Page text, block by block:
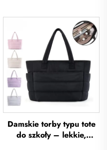
Damskie torby typu tote
do szkoły – lekkie,